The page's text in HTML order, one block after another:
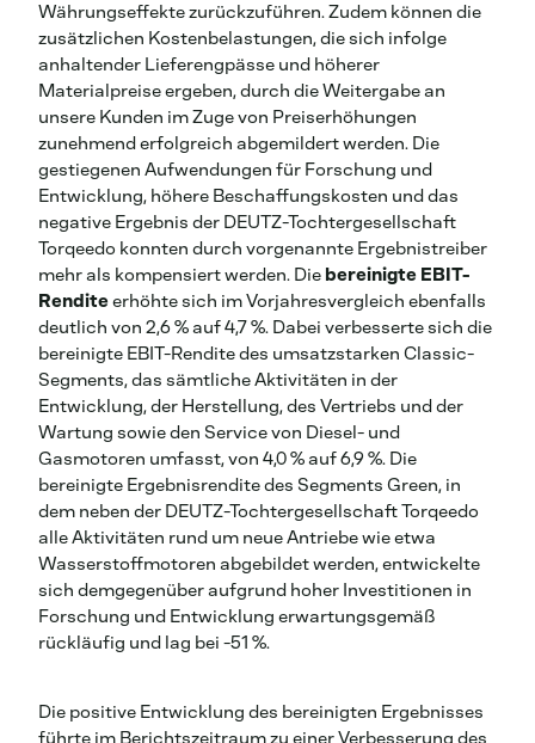
Währungseffekte zurückzuführen. Zudem können die
zusätzlichen Kostenbelastungen, die sich infolge
anhaltender Lieferengpässe und höherer
Materialpreise ergeben, durch die Weitergabe an
unsere Kunden im Zuge von Preiserhöhungen
zunehmend erfolgreich abgemildert werden. Die
gestiegenen Aufwendungen für Forschung und
Entwicklung, höhere Beschaffungskosten und das
negative Ergebnis der DEUTZ-Tochtergesellschaft
Torqeedo konnten durch vorgenannte Ergebnistreiber
mehr als kompensiert werden. Die bereinigte EBIT-
Renditeerhöhte sich im Vorjahresvergleich ebenfalls
deutlich von 2,6 % auf 4,7 %. Dabei verbesserte sich die
bereinigte EBIT-Rendite des umsatzstarken Classic-
Segments, das sämtliche Aktivitäten in der
Entwicklung, der Herstellung, des Vertriebs und der
Wartung sowie den Service von Diesel- und
Gasmotoren umfasst, von 4,0 % auf 6,9 %. Die
bereinigte Ergebnisrendite des Segments Green, in
dem neben der DEUTZ-Tochtergesellschaft Torqeedo
alle Aktivitäten rund um neue Antriebe wie etwa
Wasserstoffmotoren abgebildet werden, entwickelte
sich demgegenüber aufgrund hoher Investitionen in
Forschung und Entwicklung erwartungsgemäß
rückläufig und lag bei -51 %.
Die positive Entwicklung des bereinigten Ergebnisses
führte im Berichtszeitraum zu einer Verbesserung des